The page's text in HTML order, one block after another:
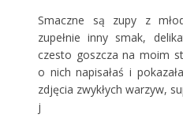
Smaczne są zupy z
zupełnie inny smak,
czesto goszcza na moim
o nich napisałaś i
zdjęcia zwykłych warzyw,
j